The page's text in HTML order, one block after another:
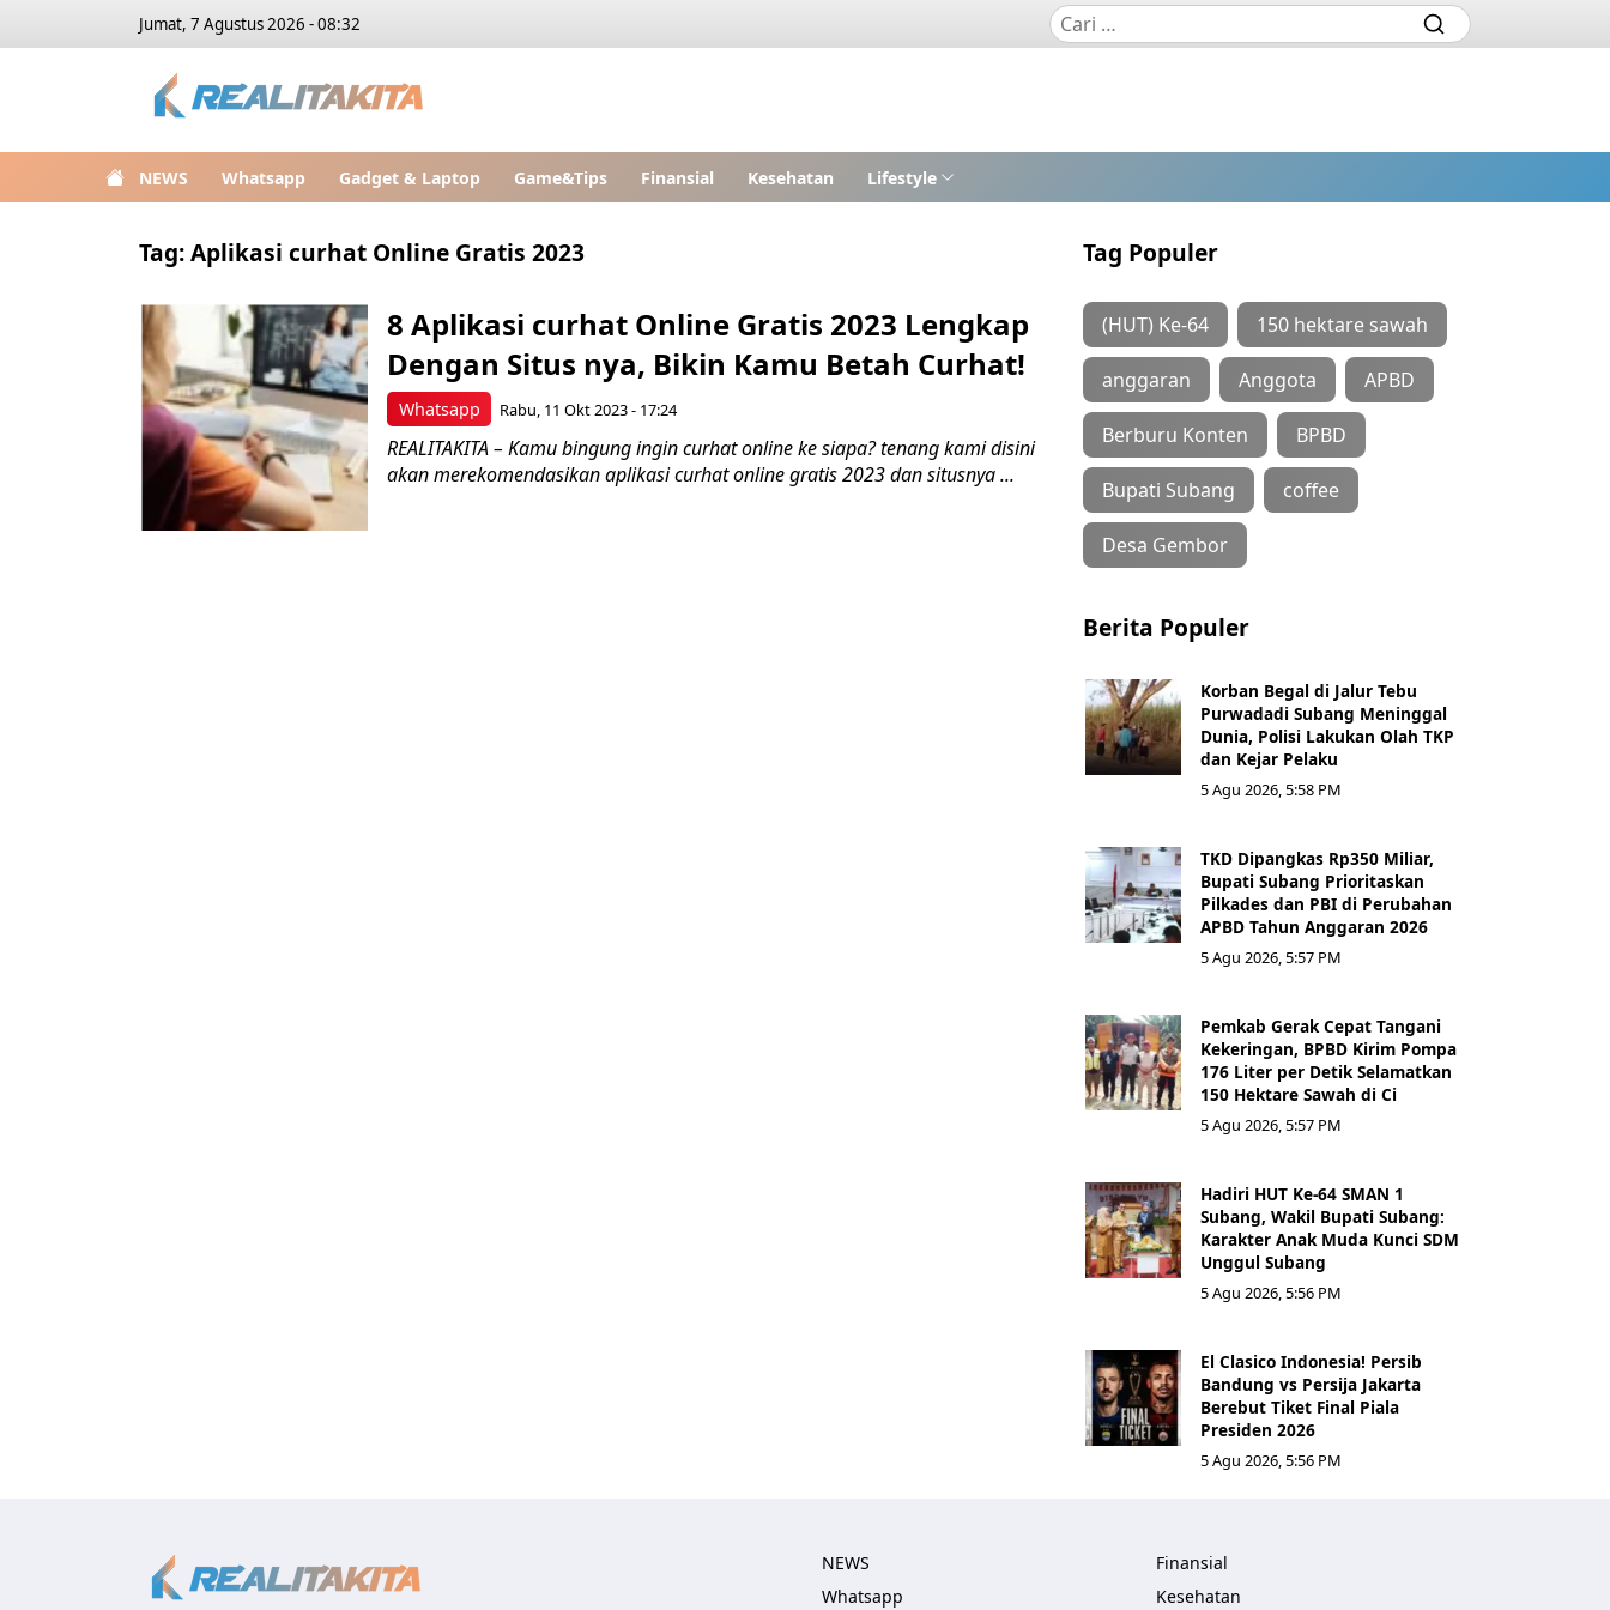
Jumat, 7 Agustus 2026 - 08:32
NEWS Whatsapp Gadget & Laptop Game&Tips Finansial Kesehatan Lifestyle
Tag:Aplikasi curhat Online Gratis 2023
Whatsapp
8 Aplikasi curhat Online Gratis 2023 Lengkap
Dengan Situs nya, Bikin Kamu Betah Curhat!
Rabu, 11 Okt 2023 - 17:24
REALITAKITA – Kamu bingung ingin curhat online ke siapa? tenang kami disini
akan merekomendasikan aplikasi curhat online gratis 2023 dan situsnya ...
Tag Populer
(HUT) Ke-64 150 hektare sawah
anggaran Anggota APBD
Berburu Konten BPBD
Bupati Subang coffee
Desa Gembor
Berita Populer
Korban Begal di Jalur Tebu
Purwadadi Subang Meninggal
Dunia, Polisi Lakukan Olah TKP
dan Kejar Pelaku
5 Agu 2026, 5:58 PM
TKD Dipangkas Rp350 Miliar,
Bupati Subang Prioritaskan
Pilkades dan PBI di Perubahan
APBD Tahun Anggaran 2026
5 Agu 2026, 5:57 PM
Pemkab Gerak Cepat Tangani
Kekeringan, BPBD Kirim Pompa
176 Liter per Detik Selamatkan
150 Hektare Sawah di Ci
5 Agu 2026, 5:57 PM
Hadiri HUT Ke-64 SMAN 1
Subang, Wakil Bupati Subang:
Karakter Anak Muda Kunci SDM
Unggul Subang
5 Agu 2026, 5:56 PM
El Clasico Indonesia! Persib
Bandung vs Persija Jakarta
Berebut Tiket Final Piala
Presiden 2026
5 Agu 2026, 5:56 PM
NEWS
Whatsapp
Finansial
Kesehatan